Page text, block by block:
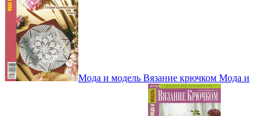
Мода и модель Вязание крючком Мода и